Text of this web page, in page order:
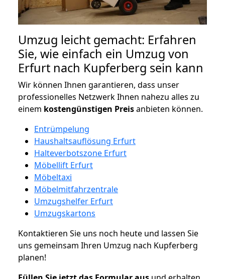
Umzug leicht gemacht: Erfahren
Sie, wie einfach ein Umzug von
Erfurt nach Kupferberg sein kann
Wir können Ihnen garantieren, dass unser
professionelles Netzwerk Ihnen nahezu alles zu
einem kostengünstigen Preisanbieten können.
Entrümpelung
Haushaltsauflösung Erfurt
Halteverbotszone Erfurt
Möbellift Erfurt
Möbeltaxi
Möbelmitfahrzentrale
Umzugshelfer Erfurt
Umzugskartons
Kontaktieren Sie uns noch heute und lassen Sie
uns gemeinsam Ihren Umzug nach Kupferberg
planen!